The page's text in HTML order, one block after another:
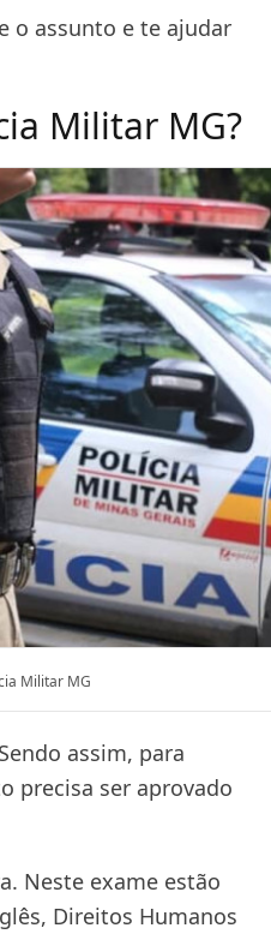
o assunto e te ajudar
Militar MG?
Militar MG
assim, para
precisa ser aprovado
Neste exame estão
Direitos Humanos